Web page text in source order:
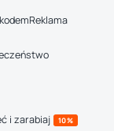
Reklama
i zarabiaj 10%